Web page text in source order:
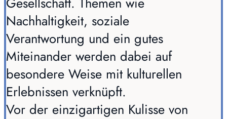
Nachhaltigkeit, soziale
Verantwortung und ein gutes
Miteinander werden dabei auf
besondere Weise mit kulturellen
Erlebnissen verknüpft.
Vor der einzigartigen Kulisse von